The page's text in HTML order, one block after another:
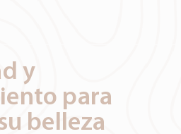
y
para
belleza